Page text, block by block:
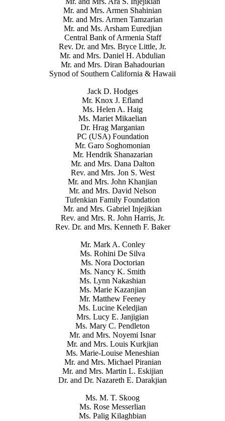
Mr. and Mrs. Armen Shahinian
Mr. and Mrs. Armen Tamzarian
Mr. and Ms. Arsham Euredjian
Central Bank of Armenia Staff
Rev. Dr. and Mrs. Bryce Little, Jr.
Mr. and Mrs. Daniel H. Abdulian
Mr. and Mrs. Diran Bahadourian
Synod of Southern California & Hawaii
Jack D. Hodges
Mr. Knox J. Efland
Ms. Helen A. Haig
Ms. Mariet Mikaelian
Dr. Hrag Marganian
PC (USA) Foundation
Mr. Garo Soghomonian
Mr. Hendrik Shanazarian
Mr. and Mrs. Dana Dalton
Rev. and Mrs. Jon S. West
Mr. and Mrs. John Khanjian
Mr. and Mrs. David Nelson
Tufenkian Family Foundation
Mr. and Mrs. Gabriel Injejikian
Rev. and Mrs. R. John Harris, Jr.
Rev. Dr. and Mrs. Kenneth F. Baker
Mr. Mark A. Conley
Ms. Rohini De Silva
Ms. Nora Doctorian
Ms. Nancy K. Smith
Ms. Lynn Nakashian
Ms. Marie Kazanjian
Mr. Matthew Feeney
Ms. Lucine Keledjian
Mrs. Lucy E. Janjigian
Ms. Mary C. Pendleton
Mr. and Mrs. Noyemi Isnar
Mr. and Mrs. Louis Kurkjian
Ms. Marie-Louise Meneshian
Mr. and Mrs. Michael Piranian
Mr. and Mrs. Martin L. Eskijian
Dr. and Dr. Nazareth E. Darakjian
Ms. M. T. Skoog
Ms. Rose Messerlian
Ms. Palig Kilaghbian